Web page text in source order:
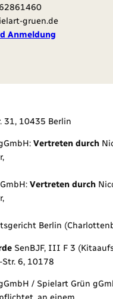
gruen.de
Anmeldung
31, 10435 Berlin
Vertreten durch
Vertreten durch
Berlin
SenBJF, III F 3
6, 10178
/ Spielart Grün